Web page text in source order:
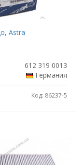
Astra
612 319 0013
Германия
Код: 86237-5